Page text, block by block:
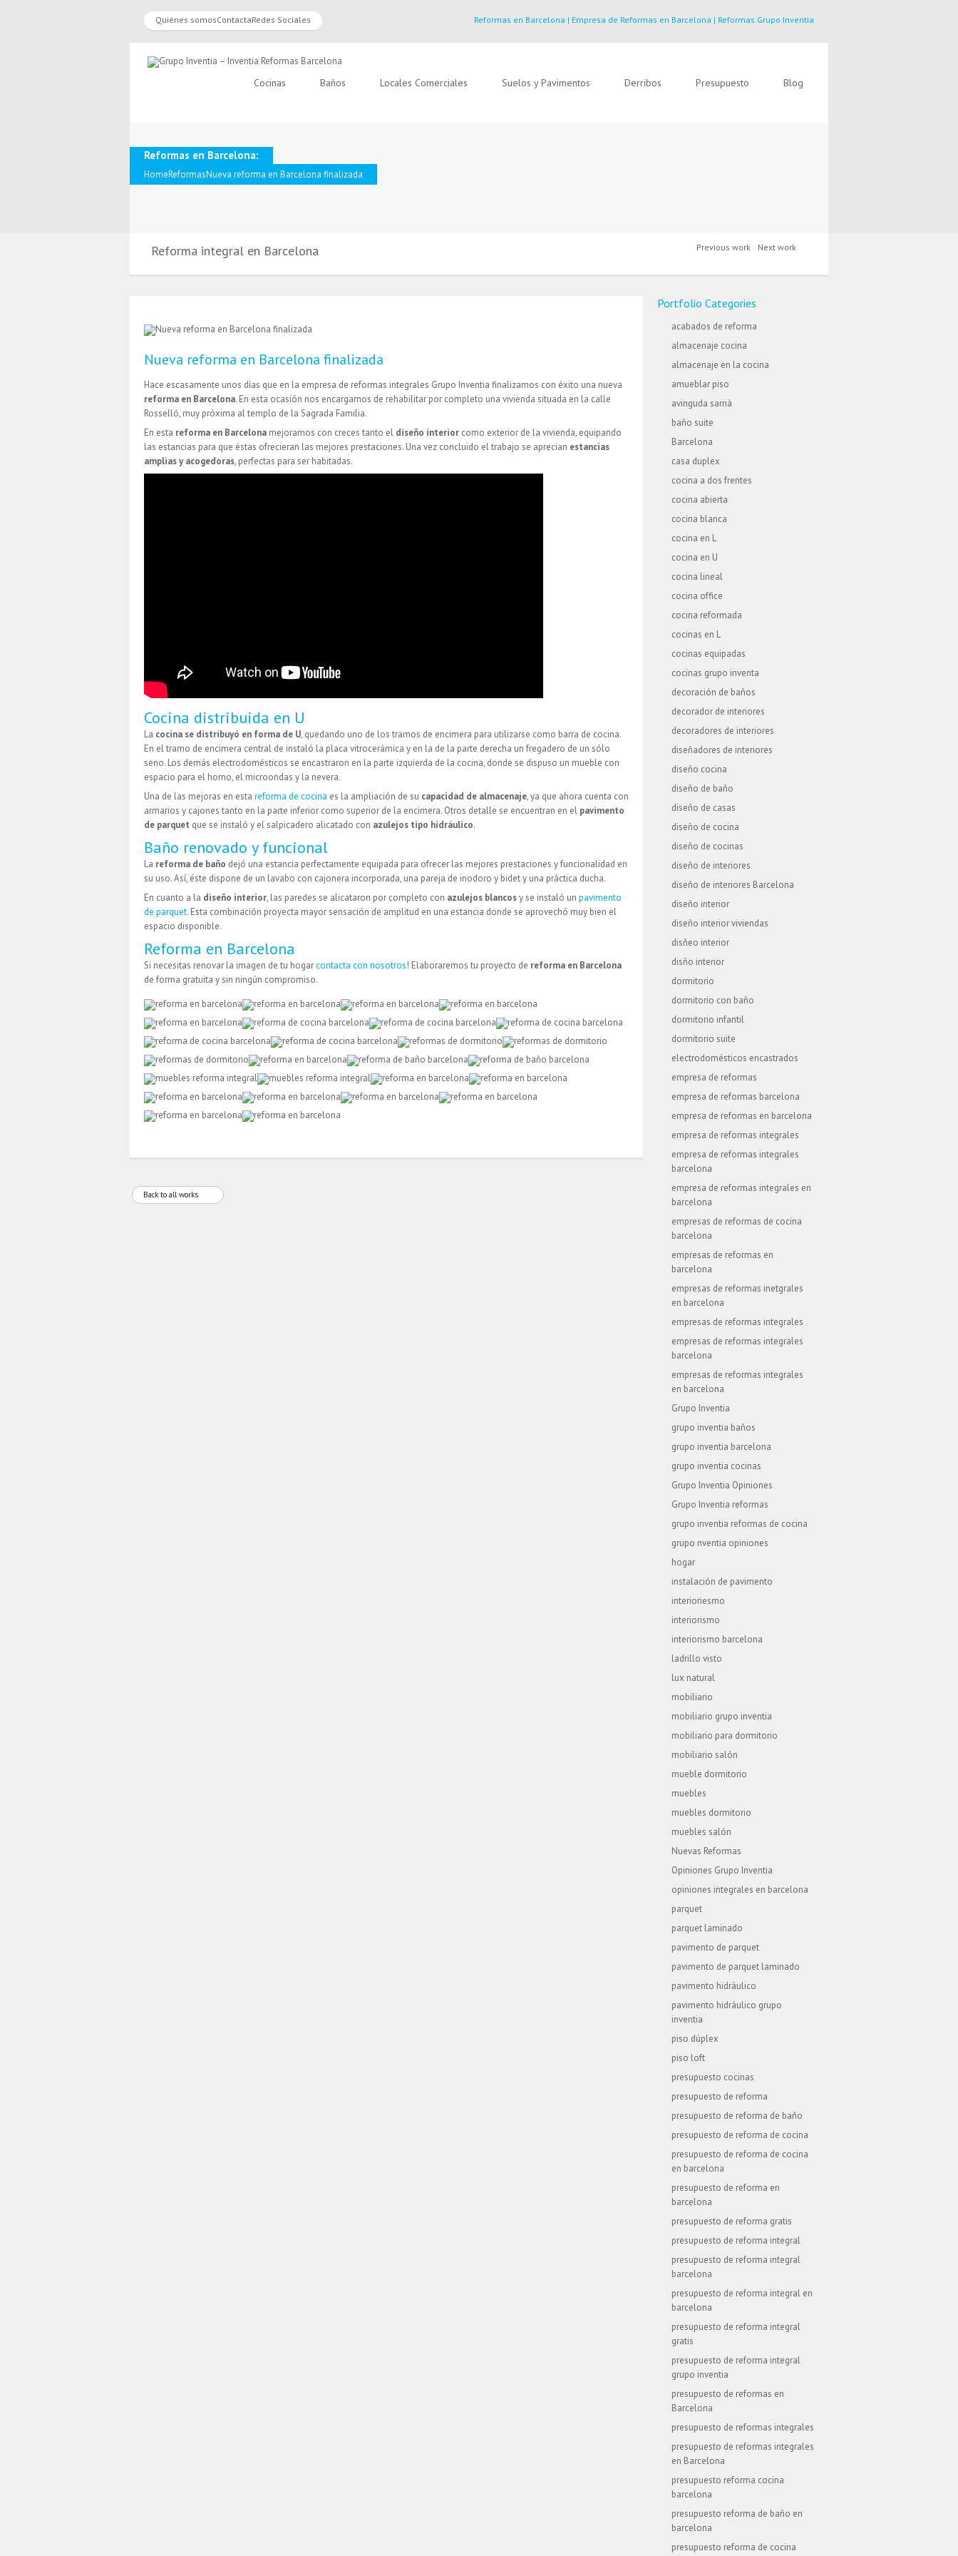
Quiénes somosContactaRedes Sociales Reformas en Barcelona | Empresa de Reformas en Barcelona | Reformas Grupo Inventia
Cocinas Baños Locales Comerciales Suelos y Pavimentos Derribos Presupuesto Blog
Reformas en Barcelona:
HomeReformasNueva reforma en Barcelona finalizada
Reforma integral en Barcelona Previous work Next work
Nueva reforma en Barcelona finalizada
Hace escasamente unos días que en la empresa de reformas integrales Grupo Inventia finalizamos con éxito una nueva
reforma en Barcelona. En esta ocasión nos encargamos de rehabilitar por completo una vivienda situada en la calle
Rosselló, muy próxima al templo de la Sagrada Familia.
En esta reforma en Barcelona mejoramos con creces tanto el diseño interior como exterior de la vivienda, equipando
las estancias para que éstas ofrecieran las mejores prestaciones. Una vez concluido el trabajo se aprecian estancias
amplias y acogedoras, perfectas para ser habitadas.
Cocina distribuida en U
La cocina se distribuyó en forma de U, quedando uno de los tramos de encimera para utilizarse como barra de cocina.
En el tramo de encimera central de instaló la placa vitrocerámica y en la de la parte derecha un fregadero de un sólo
seno. Los demás electrodomésticos se encastraron en la parte izquierda de la cocina, donde se dispuso un mueble con
espacio para el horno, el microondas y la nevera.
Una de las mejoras en esta reforma de cocina es la ampliación de su capacidad de almacenaje, ya que ahora cuenta con
armarios y cajones tanto en la parte inferior como superior de la encimera. Otros detalle se encuentran en el pavimento
de parquet que se instaló y el salpicadero alicatado con azulejos tipo hidráulico.
Baño renovado y funcional
La reforma de baño dejó una estancia perfectamente equipada para ofrecer las mejores prestaciones y funcionalidad en
su uso. Así, éste dispone de un lavabo con cajonera incorporada, una pareja de inodoro y bidet y una práctica ducha.
En cuanto a la diseño interior, las paredes se alicataron por completo con azulejos blancosy se instaló un pavimento
de parquet. Esta combinación proyecta mayor sensación de amplitud en una estancia donde se aprovechó muy bien el
espacio disponible.
Reforma en Barcelona
Si necesitas renovar la imagen de tu hogarcontacta con nosotros! Elaboraremos tu proyecto de reforma en Barcelona
de forma gratuita y sin ningún compromiso.
Back to all works
Portfolio Categories
acabados de reforma
almacenaje cocina
almacenaje en la cocina
amueblar piso
avinguda sarrià
baño suite
Barcelona
casa duplex
cocina a dos frentes
cocina abierta
cocina blanca
cocina en L
cocina en U
cocina lineal
cocina office
cocina reformada
cocinas en L
cocinas equipadas
cocinas grupo inventa
decoración de baños
decorador de interiores
decoradores de interiores
diseñadores de interiores
diseño cocina
diseño de baño
diseño de casas
diseño de cocina
diseño de cocinas
diseño de interiores
diseño de interiores Barcelona
diseño interior
diseño interior viviendas
disñeo interior
disño interior
dormitorio
dormitorio con baño
dormitorio infantil
dormitorio suite
electrodomésticos encastrados
empresa de reformas
empresa de reformas barcelona
empresa de reformas en barcelona
empresa de reformas integrales
empresa de reformas integrales
barcelona
empresa de reformas integrales en
barcelona
empresas de reformas de cocina
barcelona
empresas de reformas en
barcelona
empresas de reformas inetgrales
en barcelona
empresas de reformas integrales
empresas de reformas integrales
barcelona
empresas de reformas integrales
en barcelona
Grupo Inventia
grupo inventia baños
grupo inventia barcelona
grupo inventia cocinas
Grupo Inventia Opiniones
Grupo Inventia reformas
grupo inventia reformas de cocina
grupo nventia opiniones
hogar
instalación de pavimento
interioriesmo
interiorismo
interiorismo barcelona
ladrillo visto
lux natural
mobiliario
mobiliario grupo inventia
mobiliario para dormitorio
mobiliario salón
mueble dormitorio
muebles
muebles dormitorio
muebles salón
Nuevas Reformas
Opiniones Grupo Inventia
opiniones integrales en barcelona
parquet
parquet laminado
pavimento de parquet
pavimento de parquet laminado
pavimento hidráulico
pavimento hidráulico grupo
inventia
piso dúplex
piso loft
presupuesto cocinas
presupuesto de reforma
presupuesto de reforma de baño
presupuesto de reforma de cocina
presupuesto de reforma de cocina
en barcelona
presupuesto de reforma en
barcelona
presupuesto de reforma gratis
presupuesto de reforma integral
presupuesto de reforma integral
barcelona
presupuesto de reforma integral en
barcelona
presupuesto de reforma integral
gratis
presupuesto de reforma integral
grupo inventia
presupuesto de reformas en
Barcelona
presupuesto de reformas integrales
presupuesto de reformas integrales
en Barcelona
presupuesto reforma cocina
barcelona
presupuesto reforma de baño en
barcelona
presupuesto reforma de cocina